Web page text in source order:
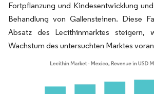
Fortpflanzung und Kindesentwicklung
Behandlung von Gallensteinen. Diese
Absatz des Lecithinmarktes steigern,
Wachstum des untersuchten Marktes